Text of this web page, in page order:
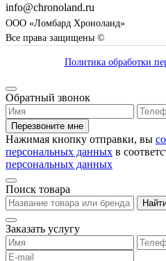
info@chronoland.ru
ООО «Ломбард Хроноланд»
Все права защищены ©
Политика обработки
Обратный звонок
Перезвоните мне
Нажимая кнопку отправки, вы
персональных данных в
персональных данных
Поиск товара
Заказать услугу